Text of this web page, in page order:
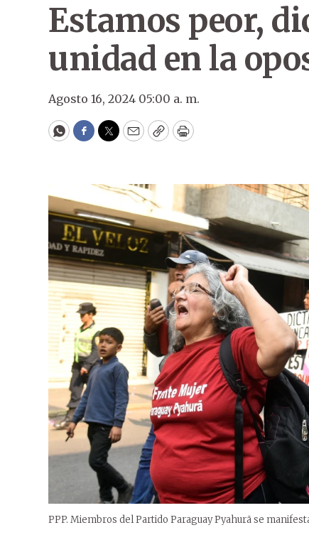
Estamos peor,
unidad en la
Agosto 16, 2024 05:00 a. m.
WhatsApp
Facebook
Twitter
EmailCopyPrint
PPP. Miembros del Partido Paraguay Pyahurã se